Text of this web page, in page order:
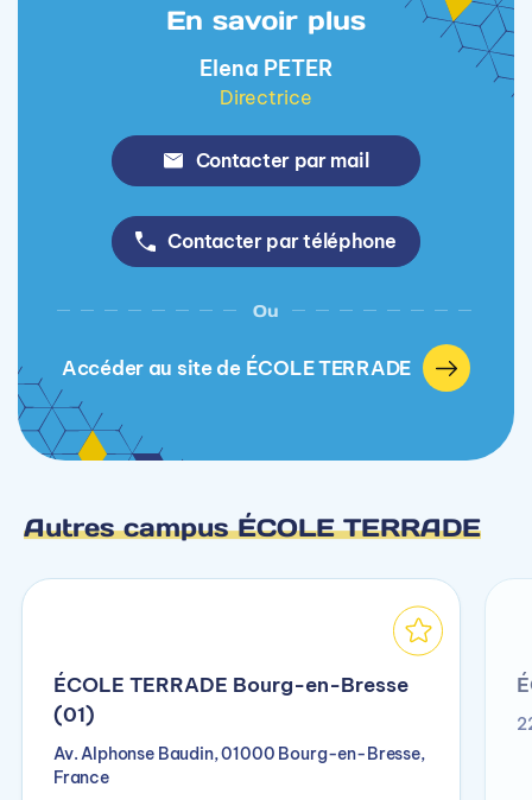
En savoir plus
Elena PETER
Directrice
Contacter par mail
Contacter par téléphone
Ou
Accéder au site de ÉCOLE TERRADE
Autres campus ÉCOLE TERRADE
ÉCOLE TERRADE Bourg-en-Bresse
(01)
Av. Alphonse Baudin, 01000 Bourg-en-Bresse,
France